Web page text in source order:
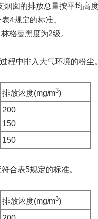
囱的排放总量按平均高
4规定的标准。
格曼黑度为2级。
程中排入大气环境的粉尘。
排放浓度(mg/m3)
200
150
150
合表5规定的标准。
排放浓度(mg/m3)